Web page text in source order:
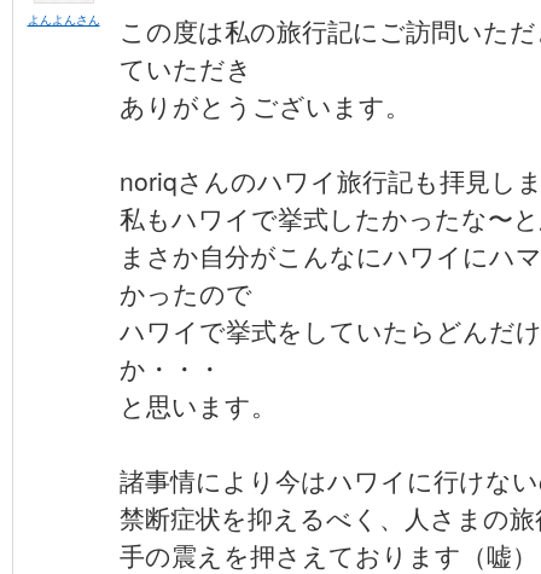
よんよんさん
この度は私の旅行記にご訪問いた
ていただき
ありがとうございます。
noriqさんのハワイ旅行記も拝見し
私もハワイで挙式したかったな〜
まさか自分がこんなにハワイにハ
かったので
ハワイで挙式をしていたらどんだ
か・・・
と思います。
諸事情により今はハワイに行けな
禁断症状を抑えるべく、人さまの
手の震えを押さえております（嘘）